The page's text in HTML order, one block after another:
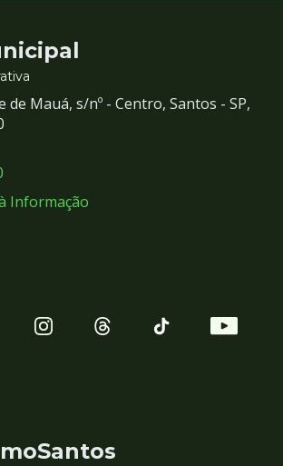
de Mauá, s/nº - Centro, Santos - SP,
Informação